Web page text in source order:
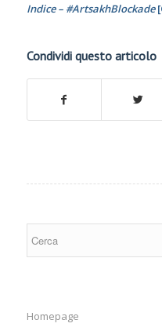
Indice – #ArtsakhBlockade[
Condividi questo articolo
Homepage